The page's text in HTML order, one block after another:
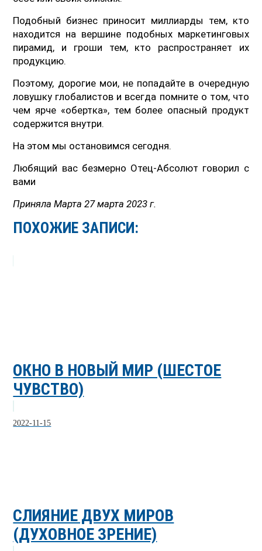
Подобный бизнес приносит миллиарды тем, кто
находится на вершине подобных маркетинговых
пирамид, и гроши тем, кто распространяет их
продукцию.
Поэтому, дорогие мои, не попадайте в очередную
ловушку глобалистов и всегда помните о том, что
чем ярче «обертка», тем более опасный продукт
содержится внутри.
На этом мы остановимся сегодня.
Любящий вас безмерно Отец-Абсолют говорил с
вами
Приняла Марта 27 марта 2023 г.
ПОХОЖИЕ ЗАПИСИ:
ОКНО В НОВЫЙ МИР (ШЕСТОЕ
ЧУВСТВО)
2022-11-15
СЛИЯНИЕ ДВУХ МИРОВ
(ДУХОВНОЕ ЗРЕНИЕ)